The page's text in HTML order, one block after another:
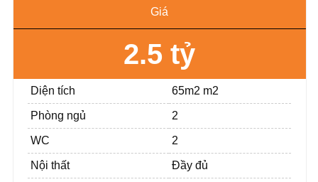
Giá
2.5 tỷ
Diện tích 65m2 m2
Phòng ngủ 2
WC 2
Nội thất Đầy đủ